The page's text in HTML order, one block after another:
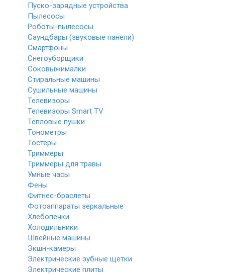
Пуско-зарядные устройства
Пылесосы
Роботы-пылесосы
Саундбары (звуковые панели)
Смартфоны
Снегоуборщики
Соковыжималки
Стиральные машины
Сушильные машины
Телевизоры
Телевизоры Smart TV
Тепловые пушки
Тонометры
Тостеры
Триммеры
Триммеры для травы
Умные часы
Фены
Фитнес-браслеты
Фотоаппараты зеркальные
Хлебопечки
Холодильники
Швейные машины
Экшн-камеры
Электрические зубные щетки
Электрические плиты